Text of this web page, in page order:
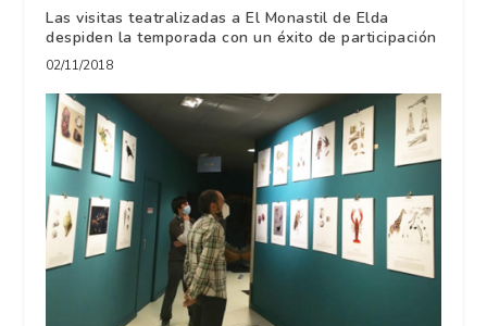
Las visitas teatralizadas a El Monastil de Elda
despiden la temporada con un éxito de participación
02/11/2018